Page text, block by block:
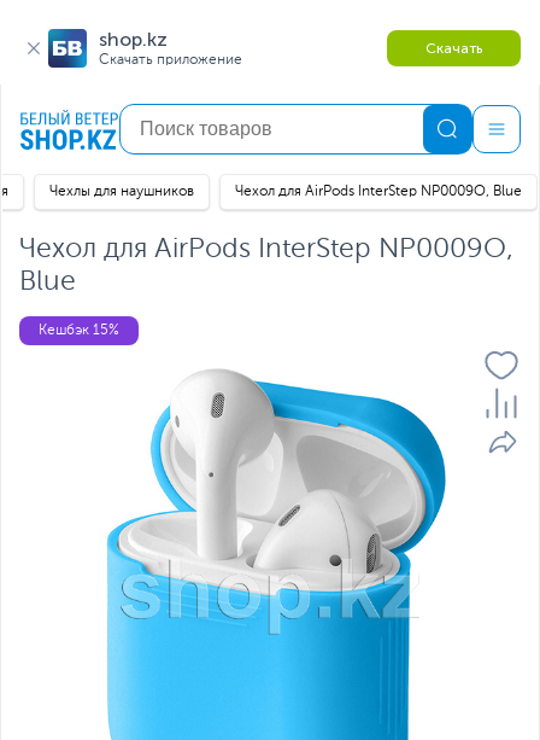
shop.kz
Скачать приложение
Скачать
Чехлы для наушников Чехол для AirPods InterStep NP0009O, Blue
Чехол для AirPods InterStep NP0009O,
Blue
Кешбэк 15%